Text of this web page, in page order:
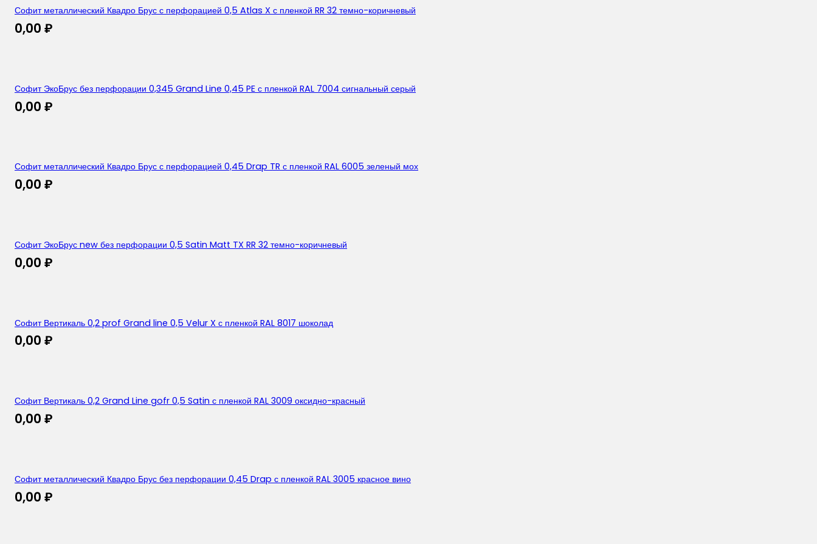
Софит металлический Квадро Брус с перфорацией 0,5 Atlas X с пленкой RR 32 темно-коричневый
0,00 ₽
Софит ЭкоБрус без перфорации 0,345 Grand Line 0,45 PE с пленкой RAL 7004 сигнальный серый
0,00 ₽
Софит металлический Квадро Брус с перфорацией 0,45 Drap TR с пленкой RAL 6005 зеленый мох
0,00 ₽
Софит ЭкоБрус new без перфорации 0,5 Satin Matt TX RR 32 темно-коричневый
0,00 ₽
Софит Вертикаль 0,2 prof Grand line 0,5 Velur X с пленкой RAL 8017 шоколад
0,00 ₽
Софит Вертикаль 0,2 Grand Line gofr 0,5 Satin с пленкой RAL 3009 оксидно-красный
0,00 ₽
Софит металлический Квадро Брус без перфорации 0,45 Drap с пленкой RAL 3005 красное вино
0,00 ₽